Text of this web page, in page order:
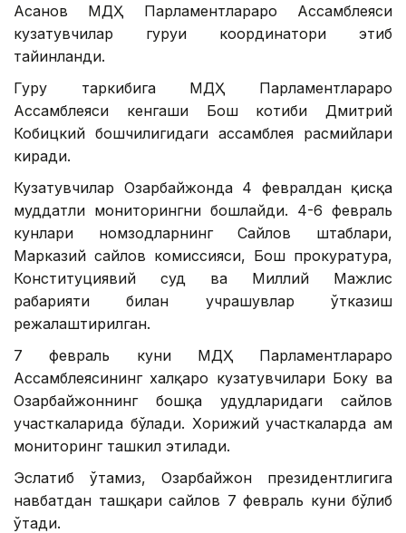
Асанов МДҲ Парламентлараро Ассамблеяси
кузатувчилар гуруҳи координатори этиб
тайинланди.
Гуруҳ таркибига МДҲ Парламентлараро
Ассамблеяси кенгаши Бош котиби Дмитрий
Кобицкий бошчилигидаги ассамблея расмийлари
киради.
Кузатувчилар Озарбайжонда 4 февралдан қисқа
муддатли мониторингни бошлайди. 4-6 февраль
кунлари номзодларнинг Сайлов штаблари,
Марказий сайлов комиссияси, Бош прокуратура,
Конституциявий суд ва Миллий Мажлис
раҳбарияти билан учрашувлар ўтказиш
режалаштирилган.
7 февраль куни МДҲ Парламентлараро
Ассамблеясининг халқаро кузатувчилари Боку ва
Озарбайжоннинг бошқа ҳудудларидаги сайлов
участкаларида бўлади. Хорижий участкаларда ҳам
мониторинг ташкил этилади.
Эслатиб ўтамиз, Озарбайжон президентлигига
навбатдан ташқари сайлов 7 февраль куни бўлиб
ўтади.